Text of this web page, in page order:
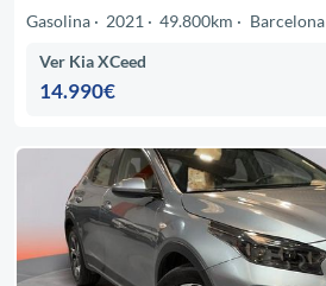
Gasolina
2021 49.800km Barcelona
Ver Kia XCeed
14.990€